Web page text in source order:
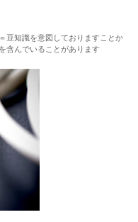
豆知識を意図しておりますことか
含んでいることがあります